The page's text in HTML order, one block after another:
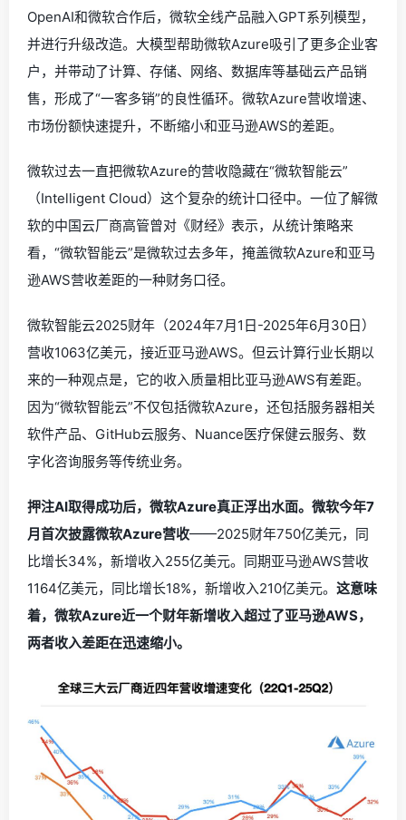
OpenAI和微软合作后，微软全线产品融入GPT系列模型，
并进行升级改造。大模型帮助微软Azure吸引了更多企业客
户，并带动了计算、存储、网络、数据库等基础云产品销
售，形成了“一客多销”的良性循环。微软Azure营收增速、
市场份额快速提升，不断缩小和亚马逊AWS的差距。
微软过去一直把微软Azure的营收隐藏在“微软智能云”
（Intelligent Cloud）这个复杂的统计口径中。一位了解微
软的中国云厂商高管曾对《财经》表示，从统计策略来
看，“微软智能云”是微软过去多年，掩盖微软Azure和亚马
逊AWS营收差距的一种财务口径。
微软智能云2025财年（2024年7月1日-2025年6月30日）
营收1063亿美元，接近亚马逊AWS。但云计算行业长期以
来的一种观点是，它的收入质量相比亚马逊AWS有差距。
因为“微软智能云”不仅包括微软Azure，还包括服务器相关
软件产品、GitHub云服务、Nuance医疗保健云服务、数
字化咨询服务等传统业务。
押注AI取得成功后，微软Azure真正浮出水面。微软今年7
月首次披露微软Azure营收——2025财年750亿美元，同
比增长34%，新增收入255亿美元。同期亚马逊AWS营收
1164亿美元，同比增长18%，新增收入210亿美元。 这意味
着，微软Azure近一个财年新增收入超过了亚马逊AWS，
两者收入差距在迅速缩小。